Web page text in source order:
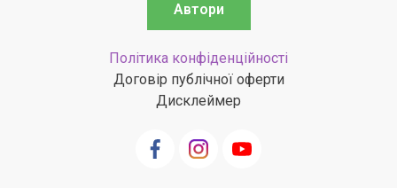
Автори
Політика конфіденційності
Договір публічної оферти
Дисклеймер